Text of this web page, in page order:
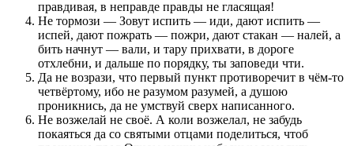
правдивая, в неправде правды не гласящая!
Не тормози — Зовут испить — иди, дают испить —
испей, дают пожрать — пожри, дают стакан — налей, а
бить начнут — вали, и тару прихвати, в дороге
отхлебни, и дальше по порядку, ты заповеди чти.
Да не возрази, что первый пункт противоречит в чём-то
четвёртому, ибо не разумом разумей, а душою
проникнись, да не умствуй сверх написанного.
Не возжелай не своё. А коли возжелал, не забудь
покаяться да со святыми отцами поделиться, чтоб